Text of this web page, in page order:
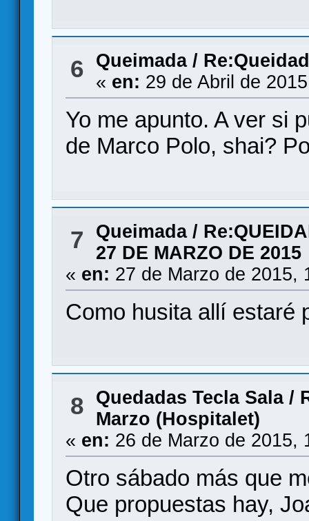
6 Queimada/
« en: 29 de Abril de
Yo me apunto. A ver si
de Marco Polo, shai?
7 Queimada/
27 DE MARZO DE 2015
« en: 27 de Marzo de 2015,
Como husita allí estaré
8 Quedadas Tecla Sala/
Marzo (Hospitalet)
« en: 26 de Marzo de 2015,
Otro sábado más que
Que propuestas hay,